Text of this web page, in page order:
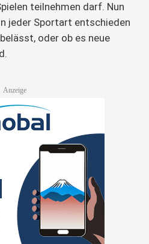
teilnehmen darf. Nun
jeder Sportart entschieden
oder ob es neue